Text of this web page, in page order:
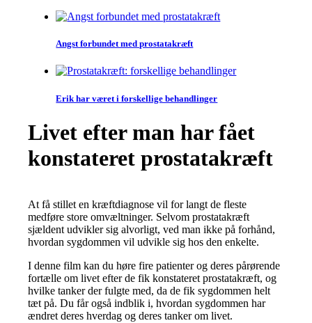
Angst forbundet med prostatakræft
Erik har været i forskellige behandlinger
Livet efter man har fået
konstateret prostatakræft
At få stillet en kræftdiagnose vil for langt de fleste
medføre store omvæltninger. Selvom prostatakræft
sjældent udvikler sig alvorligt, ved man ikke på forhånd,
hvordan sygdommen vil udvikle sig hos den enkelte.
I denne film kan du høre fire patienter og deres pårørende
fortælle om livet efter de fik konstateret prostatakræft, og
hvilke tanker der fulgte med, da de fik sygdommen helt
tæt på. Du får også indblik i, hvordan sygdommen har
ændret deres hverdag og deres tanker om livet.